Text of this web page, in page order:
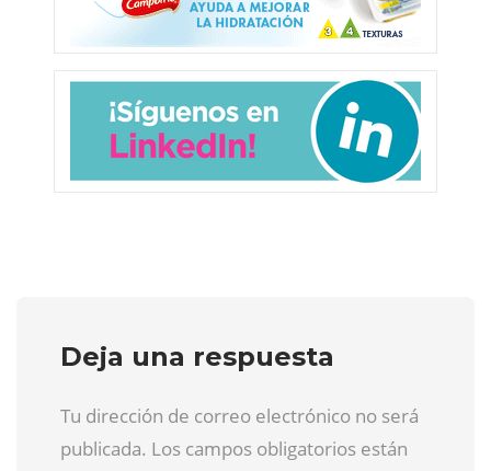
Deja una respuesta
Tu dirección de correo electrónico no será
publicada. Los campos obligatorios están